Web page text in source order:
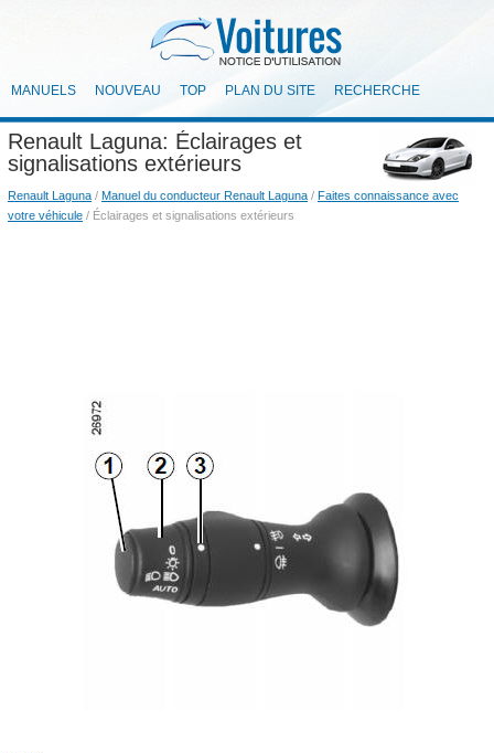
MANUELS NOUVEAU TOP PLAN DU SITE RECHERCHE
Renault Laguna: Éclairages et
signalisations extérieurs
Renault Laguna / Manuel du conducteur Renault Laguna / Faites connaissance avec
votre véhicule / Éclairages et signalisations extérieurs